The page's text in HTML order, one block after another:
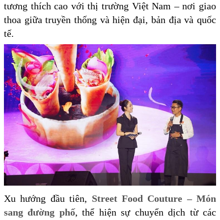
tương thích cao với thị trường Việt Nam – nơi giao
thoa giữa truyền thống và hiện đại, bản địa và quốc
tế.
Xu hướng đầu tiên, Street Food Couture – Món
sang đường phố, thể hiện sự chuyển dịch từ các